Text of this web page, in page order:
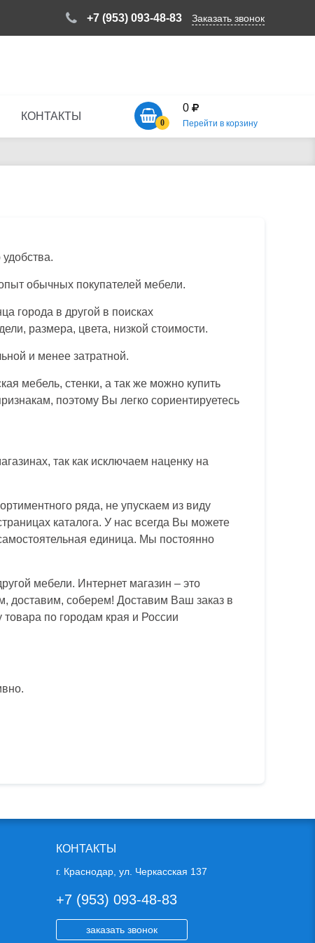
+7 (953) 093-48-83 Заказать звонок
КОНТАКТЫ
0
0
Перейти в корзину
обычных покупателей мебели.
города в другой в поисках
размера, цвета, низкой стоимости.
и менее затратной.
мебель, стенки, а так же можно купить
поэтому Вы легко сориентируетесь
так как исключаем наценку на
ряда, не упускаем из виду
каталога. У нас всегда Вы можете
единица. Мы постоянно
мебели. Интернет магазин – это
доставим, соберем! Доставим Ваш заказ в
по городам края и России
КОНТАКТЫ
г. Краснодар, ул. Черкасская 137
+7 (953) 093-48-83
заказать звонок